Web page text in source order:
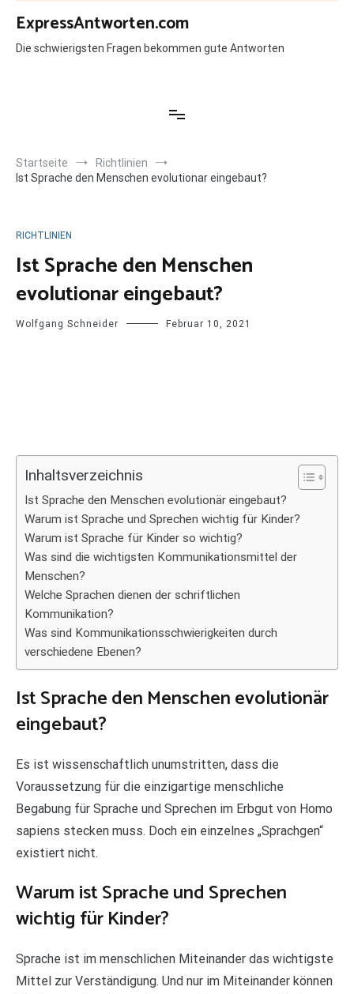
Zum
Inhalt
springen
ExpressAntworten.com
Die schwierigsten Fragen bekommen gute Antworten
Startseite
Richtlinien
Ist Sprache den Menschen evolutionar eingebaut?
RICHTLINIEN
Ist Sprache den Menschen
evolutionar eingebaut?
Wolfgang Schneider Februar 10, 2021
Inhaltsverzeichnis
Ist Sprache den Menschen evolutionär eingebaut?
Warum ist Sprache und Sprechen wichtig für Kinder?
Warum ist Sprache für Kinder so wichtig?
Was sind die wichtigsten Kommunikationsmittel der
Menschen?
Welche Sprachen dienen der schriftlichen
Kommunikation?
Was sind Kommunikationsschwierigkeiten durch
verschiedene Ebenen?
Ist Sprache den Menschen evolutionär
eingebaut?
Es ist wissenschaftlich unumstritten, dass die
Voraussetzung für die einzigartige menschliche
Begabung für Sprache und Sprechen im Erbgut von Homo
sapiens stecken muss. Doch ein einzelnes „Sprachgen“
existiert nicht.
Warum ist Sprache und Sprechen
wichtig für Kinder?
Sprache ist im menschlichen Miteinander das wichtigste
Mittel zur Verständigung. Und nur im Miteinander können